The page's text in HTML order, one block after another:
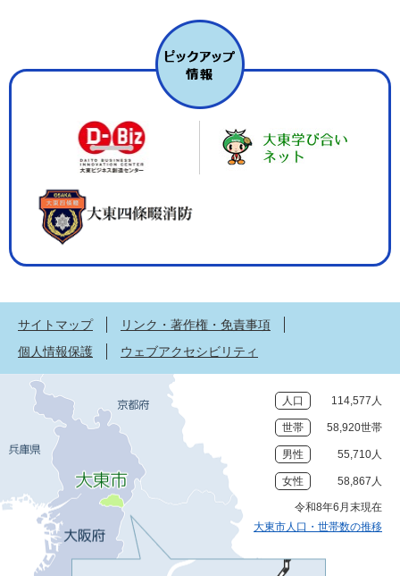
サイトマップ
リンク・著作権・免責事項
個人情報保護
ウェブアクセシビリティ
人口 114,577人
世帯 58,920世帯
男性 55,710人
女性 58,867人
令和8年6月末現在
大東市人口・世帯数の推移